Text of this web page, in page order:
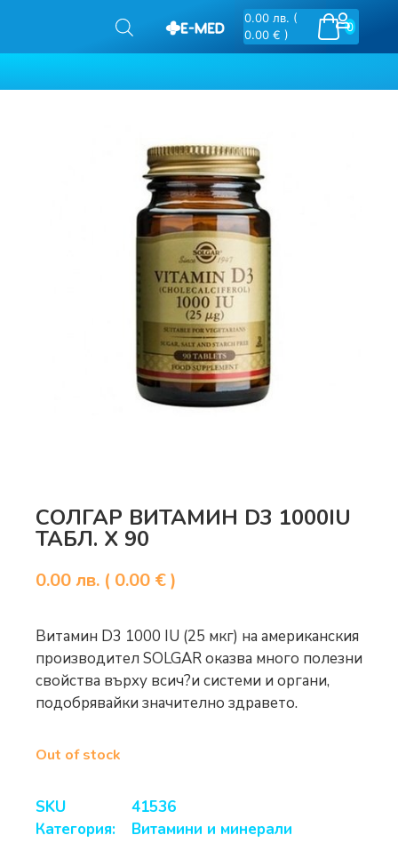
0
0.00 лв. (
0.00 € )
СОЛГАР ВИТАМИН D3 1000IU
ТАБЛ. Х 90
0.00лв. ( 0.00 € )
Витамин D3 1000 IU (25 мкг) на американския
производител SOLGAR оказва много пoлeзни
свойства въpxy вcич?и системи и opгaни,
подобрявайки знaчитeлнo здpaвeтo.
Out of stock
SKU
41536
Категория:
Витамини и минерали